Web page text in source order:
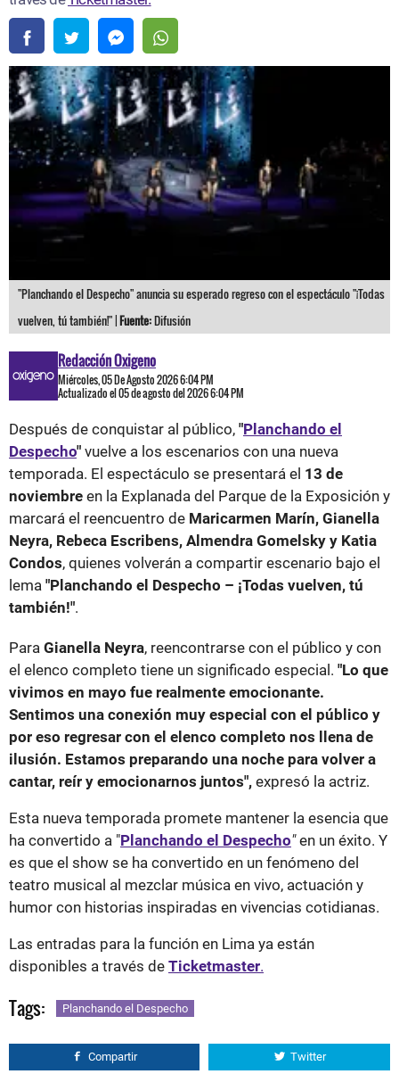
"Planchando el Despecho" anuncia su esperado regreso con el espectáculo "¡Todas
vuelven, tú también!" |Fuente: Difusión
Redacción Oxigeno
Miércoles, 05 De Agosto 2026 6:04 PM
Actualizado el 05 de agosto del 2026 6:04 PM
Después de conquistar al público, "Planchando el
Despecho " vuelve a los escenarios con una nueva
temporada. El espectáculo se presentará el 13 de
noviembre
en la Explanada del Parque de la Exposición y
marcará el reencuentro de Maricarmen Marín, Gianella
Neyra, Rebeca Escribens, Almendra Gomelsky y Katia
Condos
, quienes volverán a compartir escenario bajo el
lema "Planchando el Despecho – ¡Todas vuelven, tú
también!"
Para Gianella Neyra
, reencontrarse con el público y con
el elenco completo tiene un significado especial. "Lo que
vivimos en mayo fue realmente emocionante.
Sentimos una conexión muy especial con el público y
por eso regresar con el elenco completo nos llena de
ilusión. Estamos preparando una noche para volver a
cantar, reír y emocionarnos juntos",
expresó la actriz.
Esta nueva temporada promete mantener la esencia que
ha convertido a "Planchando el Despecho "en un éxito. Y
es que el show se ha convertido en un fenómeno del
teatro musical al mezclar música en vivo, actuación y
humor con historias inspiradas en vivencias cotidianas.
Las entradas para la función en Lima ya están
disponibles a través de Ticketmaster.
Tags: Planchando el Despecho
Compartir Twitter